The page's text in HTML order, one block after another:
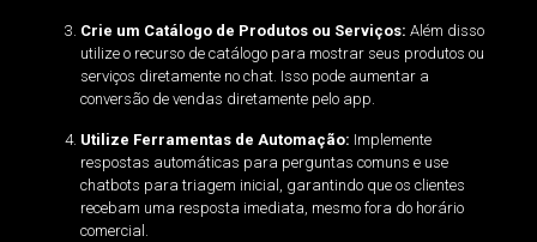
Crie um Catálogo de Produtos ou Serviços: Além disso
utilize o recurso de catálogo para mostrar seus produtos ou
serviços diretamente no chat. Isso pode aumentar a
conversão de vendas diretamente pelo app.
Utilize Ferramentas de Automação: Implemente
respostas automáticas para perguntas comuns e use
chatbots para triagem inicial, garantindo que os clientes
recebam uma resposta imediata, mesmo fora do horário
comercial.